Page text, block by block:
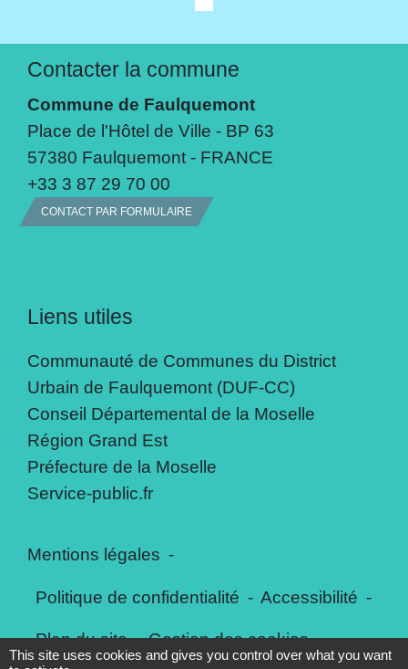
Contacter la commune
Commune de Faulquemont
Place de l'Hôtel de Ville - BP 63
57380 Faulquemont - FRANCE
+33 3 87 29 70 00
CONTACT PAR FORMULAIRE
Liens utiles
Communauté de Communes du District
Urbain de Faulquemont (DUF-CC)
Conseil Départemental de la Moselle
Région Grand Est
Préfecture de la Moselle
Service-public.fr
Mentions légales -
Politique de confidentialité - Accessibilité -
Plan du site - Gestion des cookies
This site uses cookies and gives you control over what you want